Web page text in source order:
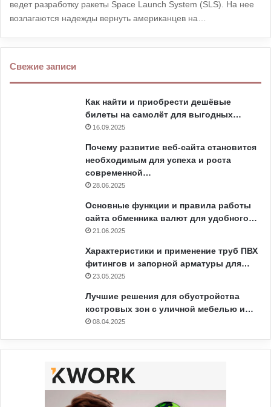
ведет разработку ракеты Space Launch System (SLS). На нее
возлагаются надежды вернуть американцев на…
Свежие записи
Как найти и приобрести дешёвые
билеты на самолёт для выгодных…
16.09.2025
Почему развитие веб-сайта становится
необходимым для успеха и роста
современной…
28.06.2025
Основные функции и правила работы
сайта обменника валют для удобного…
21.06.2025
Характеристики и применение труб ПВХ
фитингов и запорной арматуры для…
23.05.2025
Лучшие решения для обустройства
костровых зон с уличной мебелью и…
08.04.2025